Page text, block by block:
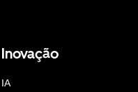
Inovação
IA